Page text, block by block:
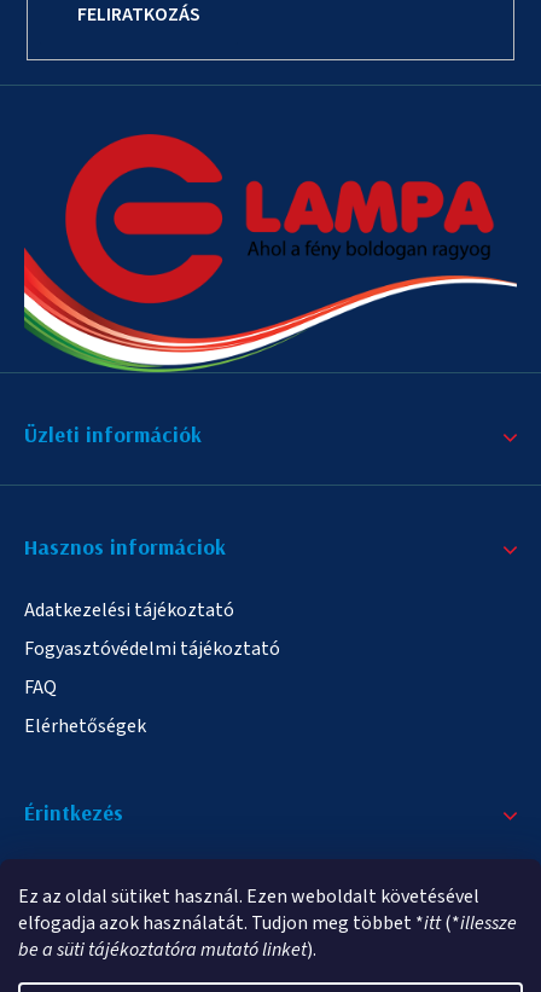
Ez az oldal sütiket használ. Ezen weboldalt követésével
elfogadja azok használatát. Tudjon meg többet *itt(*illessze
be a süti tájékoztatóra mutató linket).
FELIRATKOZÁS
Üzleti információk
Hasznos informáciok
Adatkezelési tájékoztató
Fogyasztóvédelmi tájékoztató
FAQ
Elérhetőségek
Érintkezés
info@elampa.hu